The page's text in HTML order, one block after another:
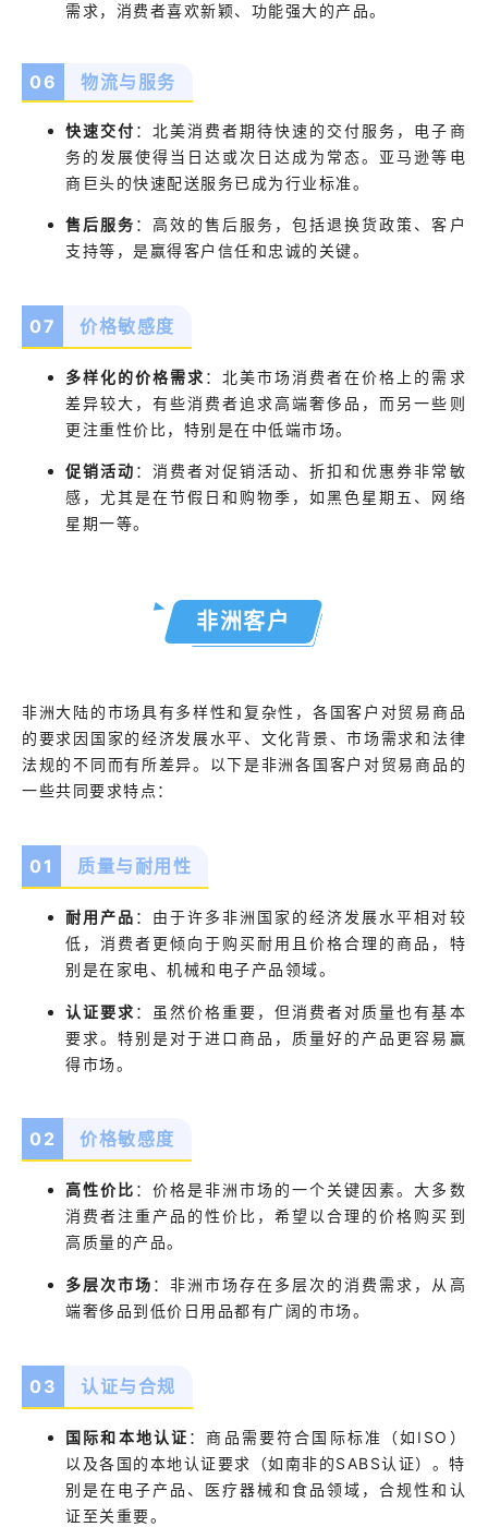
需求，消费者喜欢新颖、功能强大的产品。
06 物流与服务
快速交付 ：北美消费者期待快速的交付服务，电子商
务的发展使得当日达或次日达成为常态。亚马逊等电
商巨头的快速配送服务已成为行业标准。
售后服务 ：高效的售后服务，包括退换货政策、客户
支持等，是赢得客户信任和忠诚的关键。
07 价格敏感度
多样化的价格需求 ：北美市场消费者在价格上的需求
差异较大，有些消费者追求高端奢侈品，而另一些则
更注重性价比，特别是在中低端市场。
促销活动 ：消费者对促销活动、折扣和优惠券非常敏
感，尤其是在节假日和购物季，如黑色星期五、网络
星期一等。
非洲客户
非洲大陆的市场具有多样性和复杂性，各国客户对贸易商品
的要求因国家的经济发展水平、文化背景、市场需求和法律
法规的不同而有所差异。以下是非洲各国客户对贸易商品的
一些共同要求特点：
0 1 质量与耐用性
耐用产品 ： 由于许多非洲国家的经济发展水平相对较
低，消费者更倾向于购买耐用且价格合理的商品，特
别是在家电、机械和电子产品领域。
认证要求 ：
虽然价格重要，但消费者对质量也有基本
要求。特别是对于进口商品，质量好的产品更容易赢
得市场。
0 2 价格敏感度
高性价比 ：价格是非洲市场的一个关键因素。大多数
消费者注重产品的性价比，希望以合理的价格购买到
高质量的产品。
多层次市场 ：非洲市场存在多层次的消费需求，从高
端奢侈品到低价日用品都有广阔的市场。
0 3 认证与合规
国际和本地认证 ：商品需要符合国际标准（如ISO）
以及各国的本地认证要求（如南非的SABS认证）。特
别是在电子产品、医疗器械和食品领域，合规性和认
证至关重要。